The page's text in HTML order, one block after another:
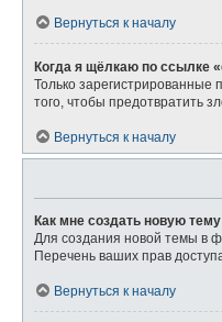
Вернуться к началу
Когда я щёлкаю по ссылке
Только зарегистрированные
того, чтобы предотвратить
Вернуться к началу
Как мне создать новую
Для создания новой темы в
Перечень ваших прав
Вернуться к началу